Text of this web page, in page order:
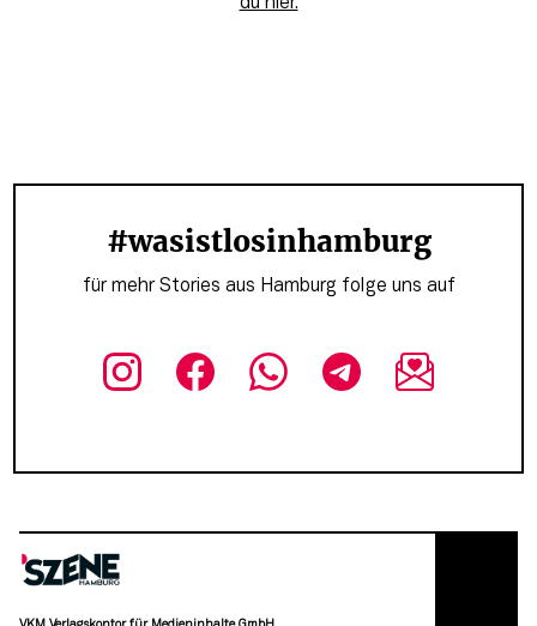
du hier.
#wasistlosinhamburg
für mehr Stories aus Hamburg folge uns auf